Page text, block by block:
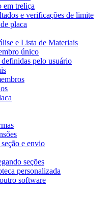
em treliça
e verificações de limite
placa
e Lista de Materiais
único
pelo usuário
e envio
seções
personalizada
software